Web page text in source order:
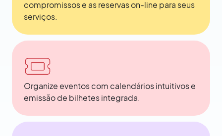
compromissos e as reservas on-line para seus
serviços.
Organize eventos com calendários intuitivos e
emissão de bilhetes integrada.